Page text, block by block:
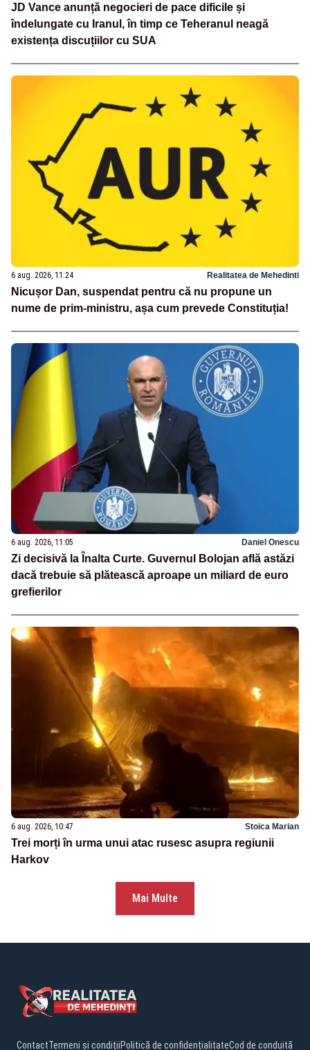
JD Vance anunță negocieri de pace dificile și
îndelungate cu Iranul, în timp ce Teheranul neagă
existența discuțiilor cu SUA
6 aug. 2026, 11:24 Realitatea de Mehedinti
Nicușor Dan, suspendat pentru că nu propune un
nume de prim-ministru, așa cum prevede Constituția!
6 aug. 2026, 11:05 Daniel Onescu
Zi decisivă la Înalta Curte. Guvernul Bolojan află astăzi
dacă trebuie să plătească aproape un miliard de euro
grefierilor
6 aug. 2026, 10:47 Stoica Marian
Trei morți în urma unui atac rusesc asupra regiunii
Harkov
Mai Multe
ContactTermeni și condițiiPolitică de confidențialitateCod de conduită